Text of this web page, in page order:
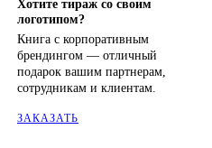
Хотите тираж со своим
логотипом?
Книга с корпоративным
брендингом — отличный
подарок вашим партнерам,
сотрудникам и клиентам.
ЗАКАЗАТЬ